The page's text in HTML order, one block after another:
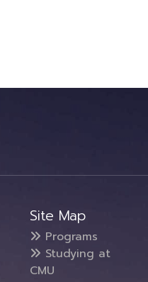
Site Map
Programs
Studying at
CMU